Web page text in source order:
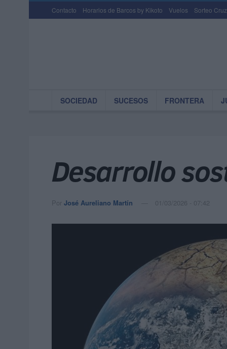
Contacto Horarios de Barcos by Kikoto Vuelos Sorteo
SOCIEDAD SUCESOS FRONTERA
Desarrollo
Por José Aureliano Martín 01/03/2026 - 07:42